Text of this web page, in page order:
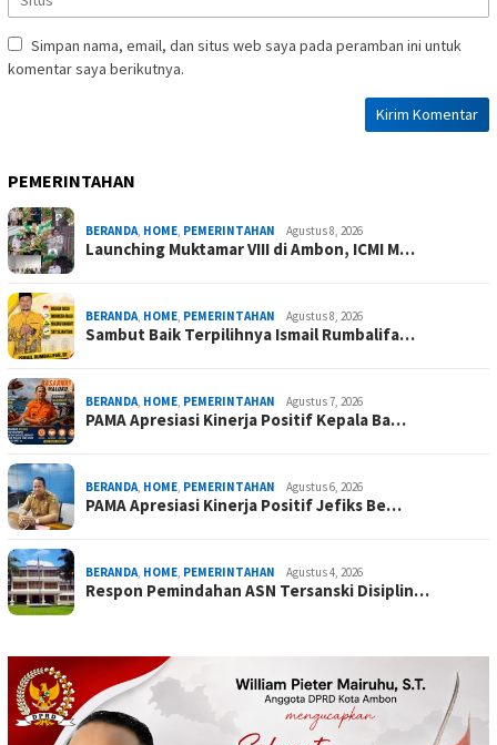
Simpan nama, email, dan situs web saya pada peramban ini untuk
komentar saya berikutnya.
PEMERINTAHAN
BERANDA, HOME, PEMERINTAHAN Agustus 8, 2026
Launching Muktamar VIII di Ambon, ICMI M…
BERANDA, HOME, PEMERINTAHAN Agustus 8, 2026
Sambut Baik Terpilihnya Ismail Rumbalifa…
BERANDA, HOME, PEMERINTAHAN Agustus 7, 2026
PAMA Apresiasi Kinerja Positif Kepala Ba…
BERANDA, HOME, PEMERINTAHAN Agustus 6, 2026
PAMA Apresiasi Kinerja Positif Jefiks Be…
BERANDA, HOME, PEMERINTAHAN Agustus 4, 2026
Respon Pemindahan ASN Tersanski Disiplin…